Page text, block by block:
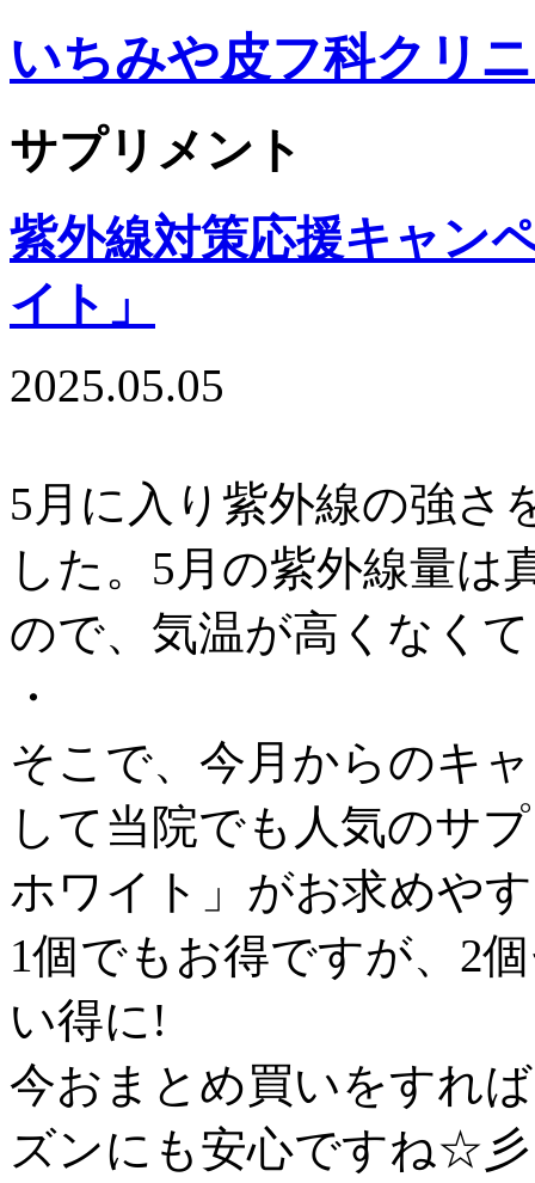
いちみや皮フ科クリ
サプリメント
紫外線対策応援キャン
イト」
2025.05.05
5月に入り紫外線の強さ
した。5月の紫外線量は
ので、気温が高くなく
・
そこで、今月からのキ
して当院でも人気のサ
ホワイト」がお求めや
1個でもお得ですが、2
い得に!
今おまとめ買いをすれ
ズンにも安心ですね☆彡